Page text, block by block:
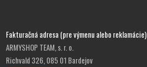
Fakturačná adresa (pre výmenu alebo reklamácie)
ARMYSHOP TEAM, s. r. o.
Richvald 326, 085 01 Bardejov